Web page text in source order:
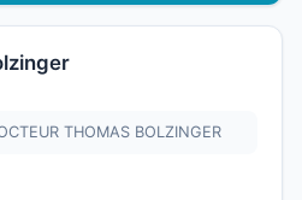
THOMAS BOLZINGER